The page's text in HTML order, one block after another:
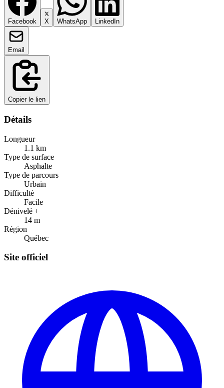
Facebook X WhatsApp LinkedIn
Email
Copier le lien
Détails
Longueur
1.1 km
Type de surface
Asphalte
Type de parcours
Urbain
Difficulté
Facile
Dénivelé +
14 m
Région
Québec
Site officiel